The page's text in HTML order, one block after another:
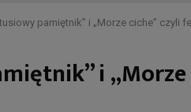
pamiętnik” i „Morze ciche” czyli
i